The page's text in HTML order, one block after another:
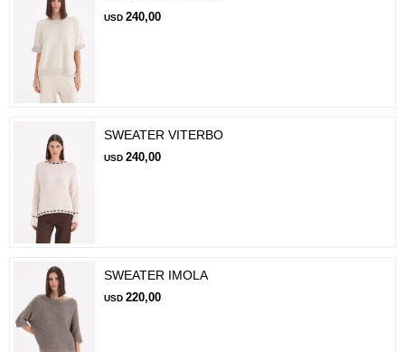
USD 240,00
SWEATER VITERBO
USD 240,00
SWEATER IMOLA
USD 220,00